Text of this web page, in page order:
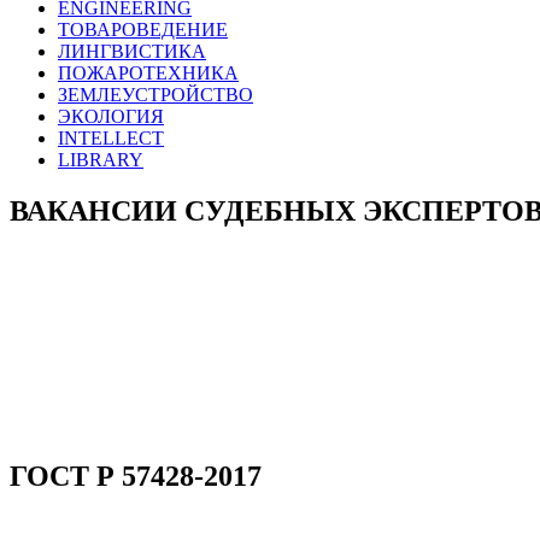
ENGINEERING
ТОВАРОВЕДЕНИЕ
ЛИНГВИСТИКА
ПОЖАРОТЕХНИКА
ЗЕМЛЕУСТРОЙСТВО
ЭКОЛОГИЯ
INTELLECT
LIBRARY
ВАКАНСИИ СУДЕБНЫХ
ГОСТ Р 57428-2017